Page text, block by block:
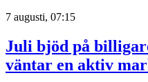
7 augusti, 07:15
Juli bjöd på
väntar en aktiv